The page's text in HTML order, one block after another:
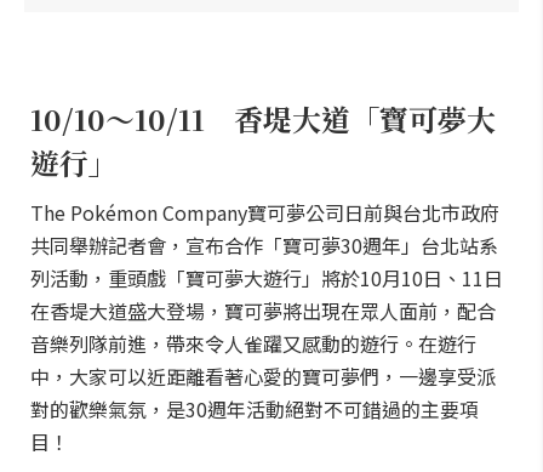
10/10～10/11 香堤大道「寶可夢大
遊行」
The Pokémon Company寶可夢公司日前與台北市政府
共同舉辦記者會，宣布合作「寶可夢30週年」台北站系
列活動，重頭戲「寶可夢大遊行」將於10月10日、11日
在香堤大道盛大登場，寶可夢將出現在眾人面前，配合
音樂列隊前進，帶來令人雀躍又感動的遊行。在遊行
中，大家可以近距離看著心愛的寶可夢們，一邊享受派
對的歡樂氣氛，是30週年活動絕對不可錯過的主要項
目！